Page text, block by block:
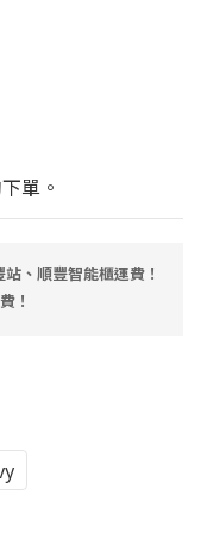
單。
、順豐智能櫃運費！
！